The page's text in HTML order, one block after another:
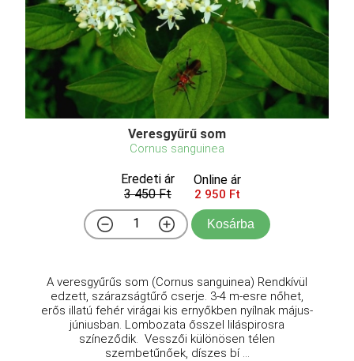
Veresgyűrű som
Cornus sanguinea
Eredeti ár
3 450 Ft
Online ár
2 950 Ft
Kosárba
A veresgyűrűs som (Cornus sanguinea) Rendkívül
edzett, szárazságtűrő cserje. 3-4 m-esre nőhet,
erős illatú fehér virágai kis ernyőkben nyílnak május-
júniusban. Lombozata ősszel liláspirosra
színeződik. Vesszői különösen télen
szembetűnőek, díszes bí ...